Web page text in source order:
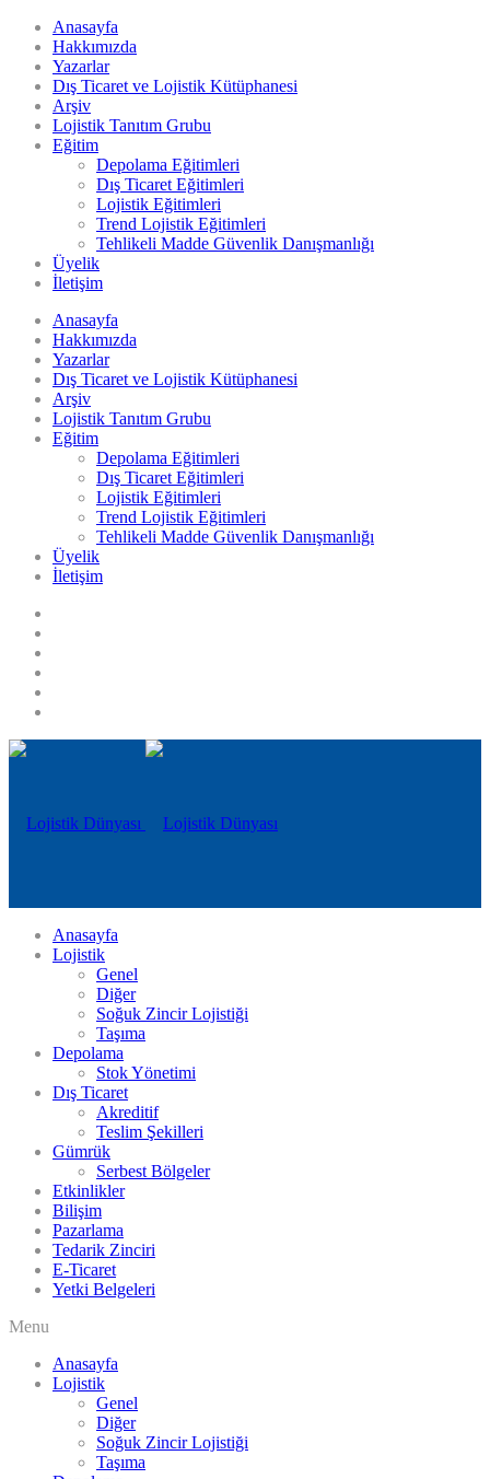
Anasayfa
Hakkımızda
Yazarlar
Dış Ticaret ve Lojistik Kütüphanesi
Arşiv
Lojistik Tanıtım Grubu
Eğitim
Depolama Eğitimleri
Dış Ticaret Eğitimleri
Lojistik Eğitimleri
Trend Lojistik Eğitimleri
Tehlikeli Madde Güvenlik Danışmanlığı
Üyelik
İletişim
Anasayfa
Hakkımızda
Yazarlar
Dış Ticaret ve Lojistik Kütüphanesi
Arşiv
Lojistik Tanıtım Grubu
Eğitim
Depolama Eğitimleri
Dış Ticaret Eğitimleri
Lojistik Eğitimleri
Trend Lojistik Eğitimleri
Tehlikeli Madde Güvenlik Danışmanlığı
Üyelik
İletişim
Anasayfa
Lojistik
Genel
Diğer
Soğuk Zincir Lojistiği
Taşıma
Depolama
Stok Yönetimi
Dış Ticaret
Akreditif
Teslim Şekilleri
Gümrük
Serbest Bölgeler
Etkinlikler
Bilişim
Pazarlama
Tedarik Zinciri
E-Ticaret
Yetki Belgeleri
Menu
Anasayfa
Lojistik
Genel
Diğer
Soğuk Zincir Lojistiği
Taşıma